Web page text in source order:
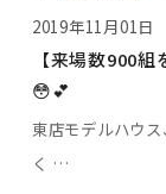
2019年11月01日
【来場数900
😳💕
東店モデルハウ
く …